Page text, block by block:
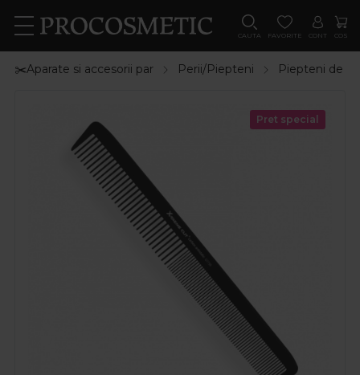
CAUTA FAVORITE CONT COS
✂️Aparate si accesorii par Perii/Piepteni Piepteni de
Pret special